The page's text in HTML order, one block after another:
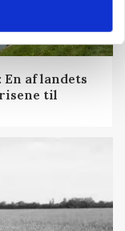
af landets
til